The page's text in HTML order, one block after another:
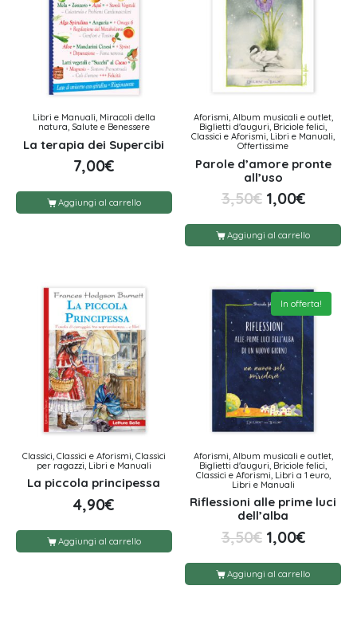
Libri e Manuali, Miracoli della
natura, Salute e Benessere
La terapia dei Supercibi
7,00€
Aggiungi al carrello
Aforismi, Album musicali e outlet,
Biglietti d'auguri, Briciole felici,
Classici e Aforismi, Libri e Manuali,
Offertissime
Parole d’amore pronte
all’uso
3,50€ 1,00€
Aggiungi al carrello
Classici, Classici e Aforismi, Classici
per ragazzi, Libri e Manuali
La piccola principessa
4,90€
Aggiungi al carrello
In offerta!
Aforismi, Album musicali e outlet,
Biglietti d'auguri, Briciole felici,
Classici e Aforismi, Libri a 1 euro,
Libri e Manuali
Riflessioni alle prime luci
dell’alba
3,50€ 1,00€
Aggiungi al carrello